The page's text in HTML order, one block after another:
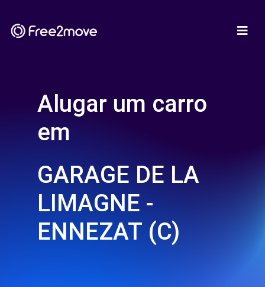
Alugar um carro
em
GARAGE DE LA
LIMAGNE -
ENNEZAT (C)